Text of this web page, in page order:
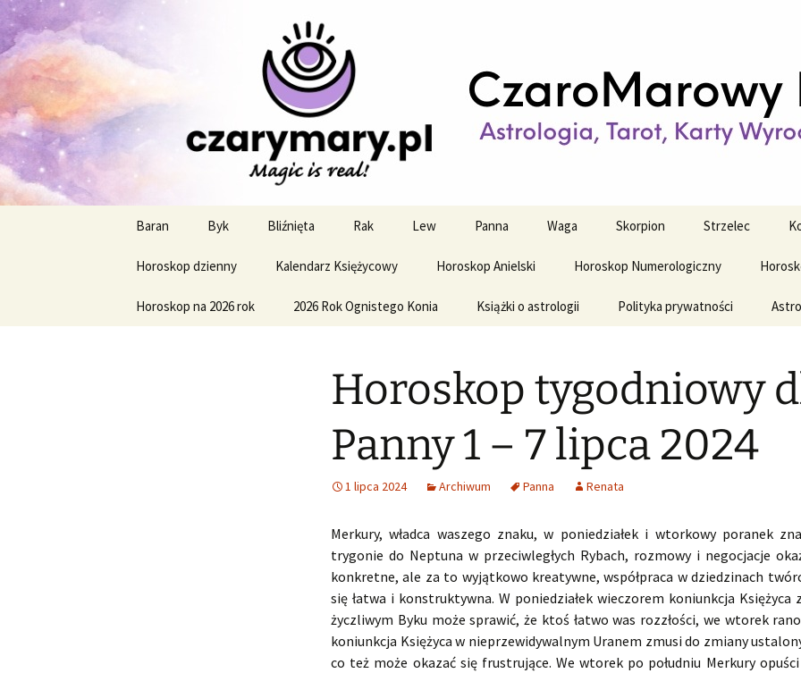
CzaroMarowy horoskop
miesięczny i tygodniowy
Profesjonalne przepowiednie astrologiczne
treści
Baran Byk Bliźnięta Rak Lew Panna Waga Skorpion Strzelec
Horoskop dzienny Kalendarz Księżycowy Horoskop Anielski Horoskop Numerologiczny
Horoskop na 2026 rok 2026 Rok Ognistego Konia Książki o astrologii Polityka prywatności
Horoskop tygodniowy
Panny 1 – 7 lipca 2024
1 lipca 2024 Archiwum Panna Renata
Merkury, władca waszego znaku, w poniedziałek i wtorkowy poranek
trygonie do Neptuna w przeciwległych Rybach, rozmowy i negocjacje
konkretne, ale za to wyjątkowo kreatywne, współpraca w dziedzinach
się łatwa i konstruktywna. W poniedziałek wieczorem koniunkcja Księżyca
życzliwym Byku może sprawić, że ktoś łatwo was rozzłości, we wtorek
koniunkcja Księżyca w nieprzewidywalnym Uranem zmusi do zmiany
co też może okazać się frustrujące. We wtorek po południu Merkury